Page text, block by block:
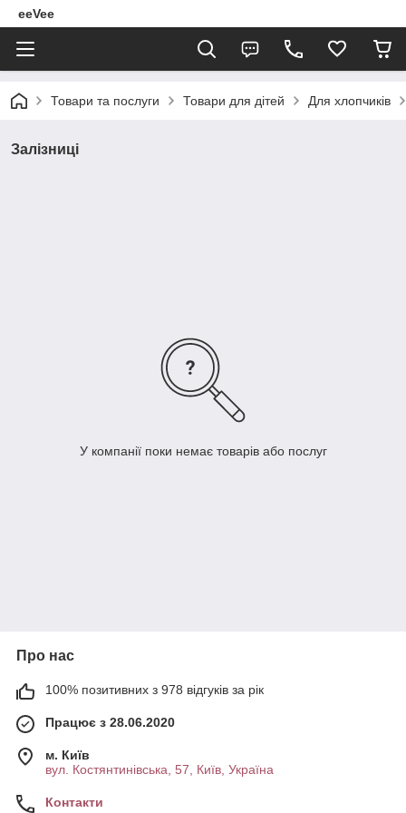
eeVee
Товари та послуги Товари для дітей Для хлопчиків
Залізниці
У компанії поки немає товарів або послуг
Про нас
100% позитивних з 978 відгуків за рік
Працює з 28.06.2020
м. Київ
вул. Костянтинівська, 57, Київ, Україна
Контакти